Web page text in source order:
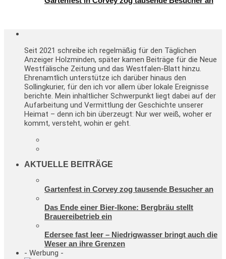
Seit 2021 schreibe ich regelmäßig für den Täglichen
Anzeiger Holzminden, später kamen Beiträge für die Neue
Westfälische Zeitung und das Westfalen-Blatt hinzu.
Ehrenamtlich unterstütze ich darüber hinaus den
Sollingkurier, für den ich vor allem über lokale Ereignisse
berichte. Mein inhaltlicher Schwerpunkt liegt dabei auf der
Aufarbeitung und Vermittlung der Geschichte unserer
Heimat – denn ich bin überzeugt: Nur wer weiß, woher er
kommt, versteht, wohin er geht.
AKTUELLE BEITRÄGE
Gartenfest in Corvey zog tausende Besucher an
Das Ende einer Bier-Ikone: Bergbräu stellt
Brauereibetrieb ein
Edersee fast leer – Niedrigwasser bringt auch die
Weser an ihre Grenzen
- Werbung -